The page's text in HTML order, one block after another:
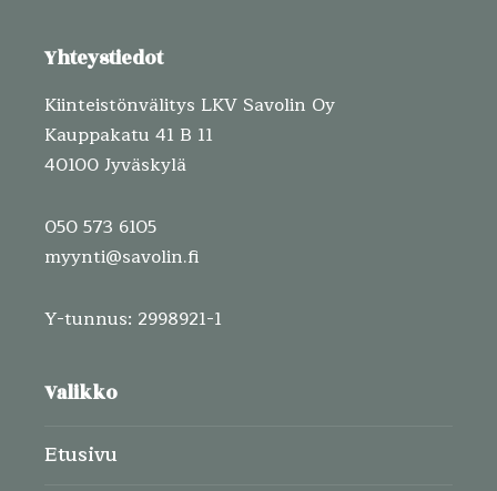
Yhteystiedot
Kiinteistönvälitys LKV Savolin Oy
Kauppakatu 41 B 11
40100 Jyväskylä
050 573 6105
myynti@savolin.fi
Y-tunnus: 2998921-1
Valikko
Etusivu